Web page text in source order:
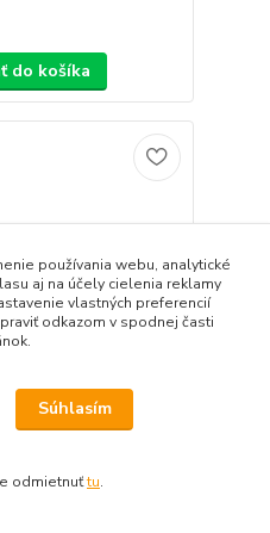
do košíka
používania webu, analytické
aj na účely cielenia reklamy
vlastných preferencií
odkazom v spodnej časti
Súhlasím
odmietnuťtu.